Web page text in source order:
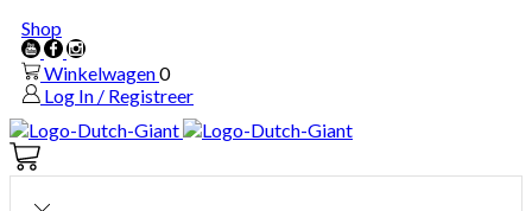
Shop
Youtube
Facebook
Instagram
Winkelwagen0
Log In / Registreer